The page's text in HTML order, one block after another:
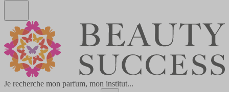
Je recherche mon parfum, mon institut...